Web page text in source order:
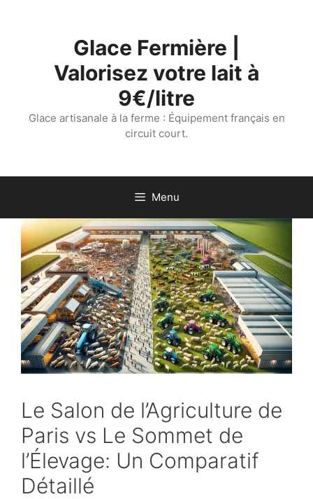
Glace Fermière |
Valorisez votre lait à
9€/litre
Glace artisanale à la ferme : Équipement français en
circuit court.
Menu
Le Salon de l’Agriculture de
Paris vs Le Sommet de
l’Élevage: Un Comparatif
Détaillé